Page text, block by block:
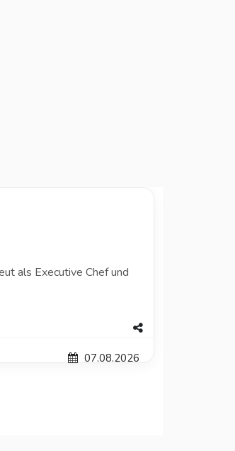
als Executive Chef und
07.08.2026